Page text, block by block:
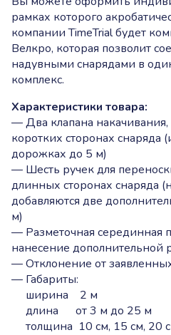
рамках которого
компании TimeTrial будет
Велкро, которая позволит
надувными снарядами в
комплекс.
Характеристики товара:
— Два клапана
коротких сторонах снаряда
дорожках до 5 м)
— Шесть ручек для
длинных сторонах снаряда
добавляются две
м)
— Разметочная серединная
нанесение дополнительной
— Отклонение от
— Габариты:
ширина 2 м
длина от 3 м до 25 м
толщина 10 см, 15 см, 20